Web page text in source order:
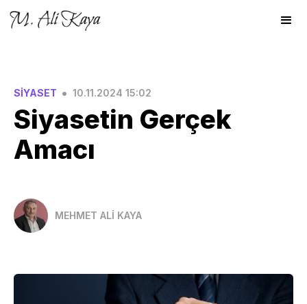
SİYASET • 10.11.2024 15:02
Siyasetin Gerçek
Amacı
MEHMET ALİ KAYA